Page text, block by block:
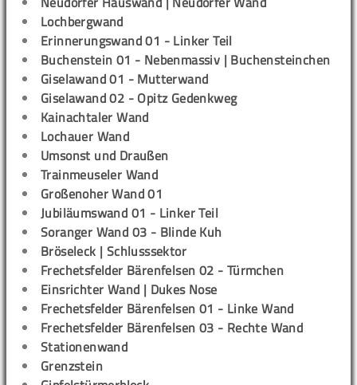
Lochbergwand
Erinnerungswand 01 - Linker Teil
Buchenstein 01 - Nebenmassiv | Buchensteinchen
Giselawand 01 - Mutterwand
Giselawand 02 - Opitz Gedenkweg
Kainachtaler Wand
Lochauer Wand
Umsonst und Draußen
Trainmeuseler Wand
Großenoher Wand 01
Jubiläumswand 01 - Linker Teil
Soranger Wand 03 - Blinde Kuh
Bröseleck | Schlusssektor
Frechetsfelder Bärenfelsen 02 - Türmchen
Einsrichter Wand | Dukes Nose
Frechetsfelder Bärenfelsen 01 - Linke Wand
Frechetsfelder Bärenfelsen 03 - Rechte Wand
Stationenwand
Grenzstein